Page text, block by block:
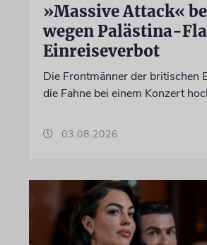
»Massive Attack«
wegen Palästina-
Einreiseverbot
Die Frontmänner der britischen
die Fahne bei einem Konzert
03.08.2026